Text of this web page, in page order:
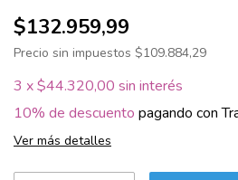
$132.959,99
Precio sin impuestos $109.884,29
3 x$44.320,00 sin interés
10% de descuento pagando con
Ver más detalles